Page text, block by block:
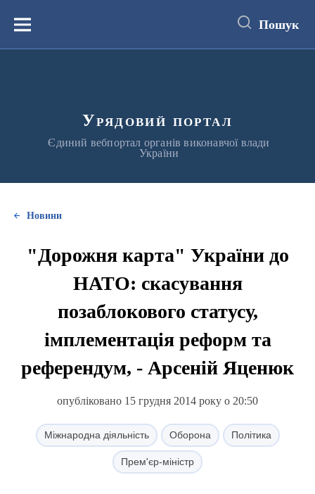
вмістуМеню Пошук
Урядовий портал
Єдиний вебпортал органів виконавчої влади
України
Новини
"Дорожня карта" України до
НАТО: скасування
позаблокового статусу,
імплементація реформ та
референдум, - Арсеній Яценюк
опубліковано 15 грудня 2014 року о 20:50
Міжнародна діяльність Оборона Політика
Прем'єр-міністр